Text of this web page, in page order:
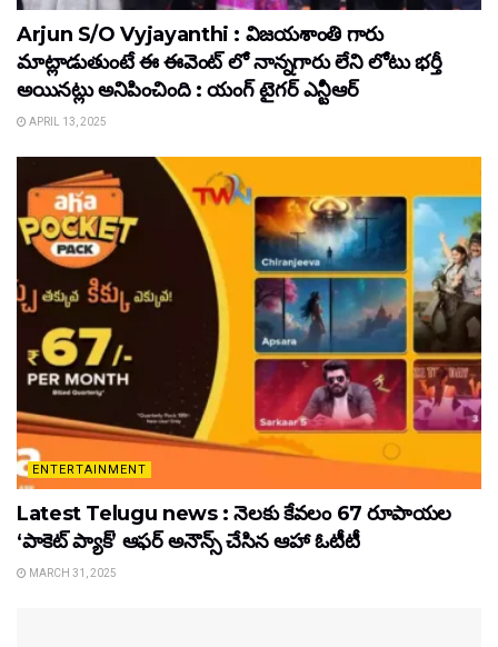
Arjun S/O Vyjayanthi : విజయశాంతి గారు
మాట్లాడుతుంటే ఈ ఈవెంట్ లో నాన్నగారు లేని లోటు భర్తీ
అయినట్లు అనిపించింది : యంగ్ టైగర్ ఎన్టీఆర్
APRIL 13, 2025
ENTERTAINMENT
Latest Telugu news : నెలకు కేవలం 67 రూపాయల
‘పాకెట్ ప్యాక్’ ఆఫర్ అనౌన్స్ చేసిన ఆహా ఓటీటీ
MARCH 31, 2025